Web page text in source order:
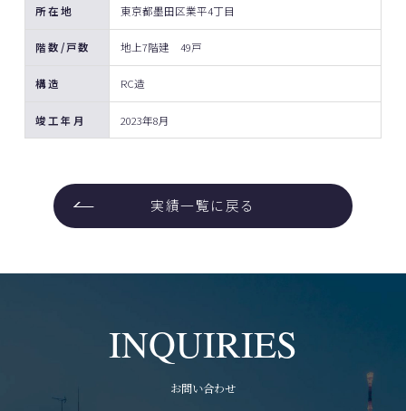
所在地 東京都墨田区業平4丁目
階数/戸数 地上7階建 49戸
構造 RC造
竣工年月 2023年8月
実績一覧に戻る
INQUIRIES
お問い合わせ